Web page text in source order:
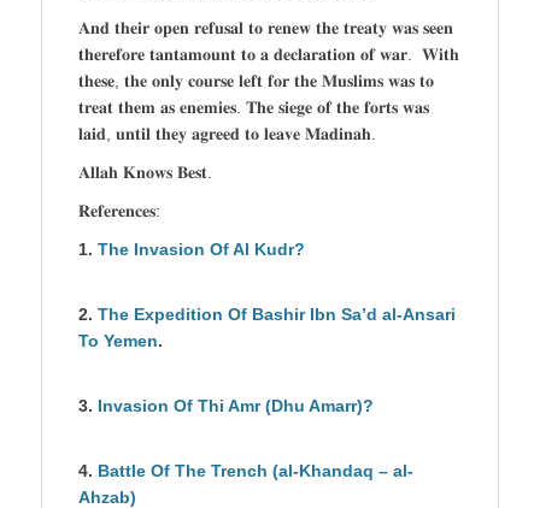
𝐀𝐧𝐝 𝐭𝐡𝐞𝐢𝐫 𝐨𝐩𝐞𝐧 𝐫𝐞𝐟𝐮𝐬𝐚𝐥 𝐭𝐨 𝐫𝐞𝐧𝐞𝐰 𝐭𝐡𝐞 𝐭𝐫𝐞𝐚𝐭𝐲 𝐰𝐚𝐬 𝐬𝐞𝐞𝐧
𝐭𝐡𝐞𝐫𝐞𝐟𝐨𝐫𝐞 𝐭𝐚𝐧𝐭𝐚𝐦𝐨𝐮𝐧𝐭 𝐭𝐨 𝐚 𝐝𝐞𝐜𝐥𝐚𝐫𝐚𝐭𝐢𝐨𝐧 𝐨𝐟 𝐰𝐚𝐫. 𝐖𝐢𝐭𝐡
𝐭𝐡𝐞𝐬𝐞, 𝐭𝐡𝐞 𝐨𝐧𝐥𝐲 𝐜𝐨𝐮𝐫𝐬𝐞 𝐥𝐞𝐟𝐭 𝐟𝐨𝐫 𝐭𝐡𝐞 𝐌𝐮𝐬𝐥𝐢𝐦𝐬 𝐰𝐚𝐬 𝐭𝐨
𝐭𝐫𝐞𝐚𝐭 𝐭𝐡𝐞𝐦 𝐚𝐬 𝐞𝐧𝐞𝐦𝐢𝐞𝐬. 𝐓𝐡𝐞 𝐬𝐢𝐞𝐠𝐞 𝐨𝐟 𝐭𝐡𝐞 𝐟𝐨𝐫𝐭𝐬 𝐰𝐚𝐬
𝐥𝐚𝐢𝐝, 𝐮𝐧𝐭𝐢𝐥 𝐭𝐡𝐞𝐲 𝐚𝐠𝐫𝐞𝐞𝐝 𝐭𝐨 𝐥𝐞𝐚𝐯𝐞 𝐌𝐚𝐝𝐢𝐧𝐚𝐡.
𝐀𝐥𝐥𝐚𝐡 𝐊𝐧𝐨𝐰𝐬 𝐁𝐞𝐬𝐭.
𝐑𝐞𝐟𝐞𝐫𝐞𝐧𝐜𝐞𝐬:
1. The Invasion Of Al Kudr?
2. The Expedition Of Bashir Ibn Sa’d al-Ansari
To Yemen.
3. Invasion Of Thi Amr (Dhu Amarr)?
4. Battle Of The Trench (al-Khandaq – al-
Ahzab)